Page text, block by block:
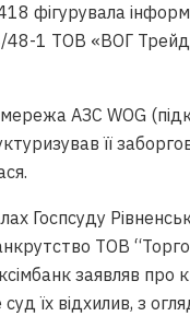
фігурувала
48-1 ТОВ «ВОГ
АЗС WOG
її
Госпсуду
ТОВ
заявляв про
їх відхилив, з